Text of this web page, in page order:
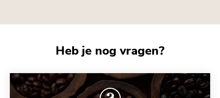
Heb je nog vragen?